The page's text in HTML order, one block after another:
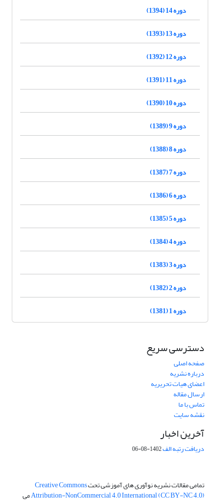
دوره 14 (1394)
دوره 13 (1393)
دوره 12 (1392)
دوره 11 (1391)
دوره 10 (1390)
دوره 9 (1389)
دوره 8 (1388)
دوره 7 (1387)
دوره 6 (1386)
دوره 5 (1385)
دوره 4 (1384)
دوره 3 (1383)
دوره 2 (1382)
دوره 1 (1381)
دسترسی سریع
صفحه اصلی
درباره نشریه
اعضای هیات تحریریه
ارسال مقاله
تماس با ما
نقشه سایت
آخرین اخبار
دریافت رتبه الف1402-08-06
تمامی مقالات نشریه نوآوری های آموزشی تحتCreative Commons
Attribution-NonCommercial 4.0 International (CC BY-NC 4.0)می